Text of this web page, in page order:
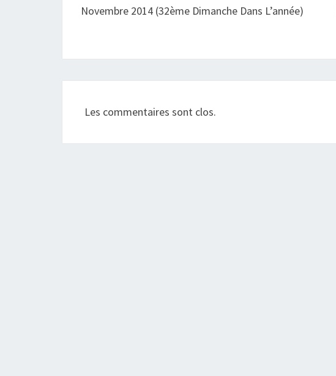
Novembre 2014 (32ème Dimanche Dans L’année)
Les commentaires sont clos.